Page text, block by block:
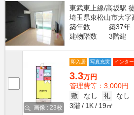
東武東上線/高坂駅
埼玉県東松山市大字
築年数
築37年
建物階数
3階建
画像 : 23枚
即入居 写真充実 インタ
3.3万円
管理費等：3,000円
敷
なし 礼
なし
3階
1K 19㎡